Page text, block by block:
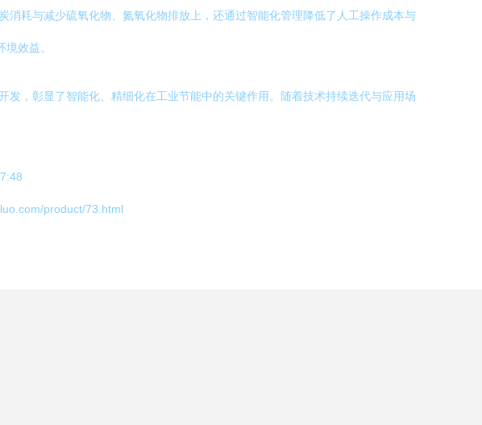
耗与减少硫氧化物、氮氧化物排放上，还通过智能化管理降低了人工操作成本与
效益。
，彰显了智能化、精细化在工业节能中的关键作用。随着技术持续迭代与应用场
product/73.html